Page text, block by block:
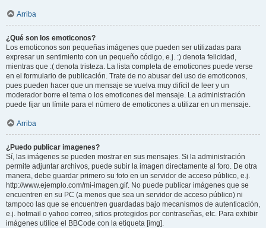
Arriba
¿Qué son los emoticonos?
Los emoticonos son pequeñas imágenes que pueden ser utilizadas para
expresar un sentimiento con un pequeño código, e.j. :) denota felicidad,
mientras que :( denota tristeza. La lista completa de emoticones puede verse
en el formulario de publicación. Trate de no abusar del uso de emoticonos,
pues pueden hacer que un mensaje se vuelva muy difícil de leer y un
moderador borre el tema o los emoticones del mensaje. La administración
puede fijar un límite para el número de emoticones a utilizar en un mensaje.
Arriba
¿Puedo publicar imagenes?
Sí, las imágenes se pueden mostrar en sus mensajes. Si la administración
permite adjuntar archivos, puede subir la imagen directamente al foro. De otra
manera, debe guardar primero su foto en un servidor de acceso público, e.j.
http://www.ejemplo.com/mi-imagen.gif. No puede publicar imágenes que se
encuentren en su PC (a menos que sea un servidor de acceso público) ni
tampoco las que se encuentren guardadas bajo mecanismos de autenticación,
e.j. hotmail o yahoo correo, sitios protegidos por contraseñas, etc. Para exhibir
imágenes utilice el BBCode con la etiqueta [img].